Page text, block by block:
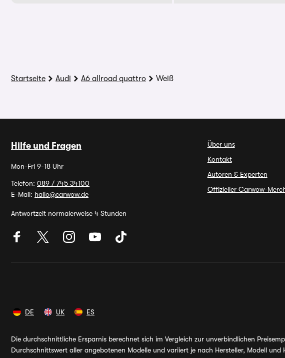
Startseite Audi A6 allroad quattro Weiß
Hilfe und Fragen
Mon-Fri 9-18 Uhr
Telefon: 089 / 745 34100
E-Mail: hallo@carwow.de
Antwortzeit normalerweise 4 Stunden
Über uns
Kontakt
Autoren & Experten
Offizieller Carwow-
DE UK ES
Die durchschnittliche Ersparnis berechnet sich im Vergleich zur unverbindlichen
Durchschnittswert aller angebotenen Modelle und variiert je nach Hersteller, Modell und